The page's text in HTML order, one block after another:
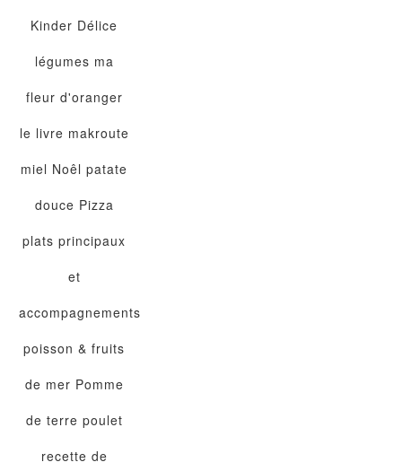
Kinder Délice
légumes ma
fleur d'oranger
le livre makroute
miel Noêl patate
douce Pizza
plats principaux
et
accompagnements
poisson & fruits
de mer Pomme
de terre poulet
recette de